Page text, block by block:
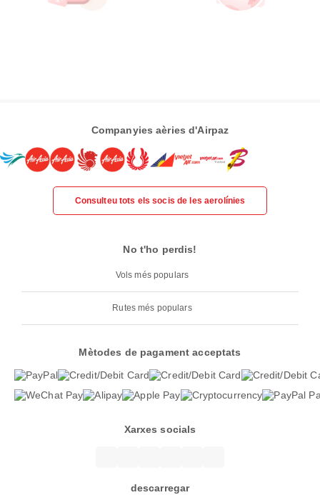
Companyies aèries d'Airpaz
Consulteu tots els socis de les aerolínies
No t'ho perdis!
Vols més populars
Rutes més populars
Mètodes de pagament acceptats
Xarxes socials
descarregar